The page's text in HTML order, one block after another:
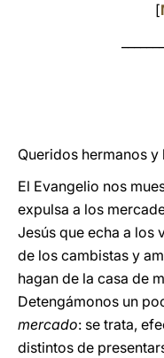
[
Queridos hermanos y
El Evangelio nos
expulsa a los
Jesús que echa a los
de los cambistas y
hagan de la casa de
Detengámonos un
mercado: se trata,
distintos de